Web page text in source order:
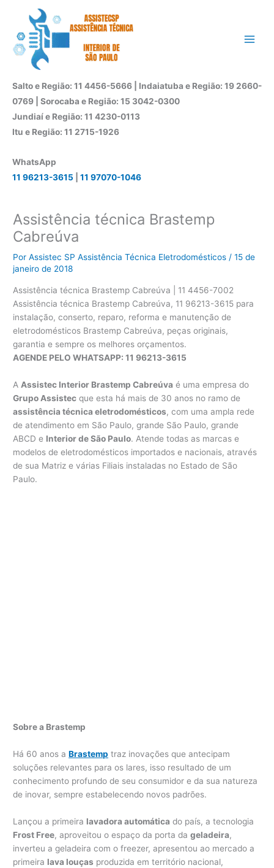
conteúdo
Salto e Região: 11 4456-5666 | Indaiatuba e Região: 19 2660-
0769 | Sorocaba e Região: 15 3042-0300
Jundiaí e Região: 11 4230-0113
Itu e Região: 11 2715-1926
WhatsApp
11 96213-3615
11 97070-1046
Assistência técnica Brastemp
Cabreúva
PorAssistec SP Assistência Técnica Eletrodomésticos/15 de
janeiro de 2018
Assistência técnica Brastemp Cabreúva | 11 4456-7002
Assistência técnica Brastemp Cabreúva, 11 96213-3615 para
instalação, conserto, reparo, reforma e manutenção de
eletrodomésticos Brastemp Cabreúva, peças originais,
garantia e sempre os melhores orçamentos.
AGENDE PELO WHATSAPP: 11 96213-3615
A Assistec Interior Brastemp Cabreúva é uma empresa do
Grupo Assistec que esta há mais de 30 anos no ramo de
assistência técnica eletrodomésticos, com uma ampla rede
de atendimento em São Paulo, grande São Paulo, grande
ABCD e Interior de São Paulo. Atende todas as marcas e
modelos de eletrodomésticos importados e nacionais, através
de sua Matriz e várias Filiais instaladas no Estado de São
Paulo.
Sobre a Brastemp
Há 60 anos aBrastemp traz inovações que antecipam
soluções relevantes para os lares, isso resultado de um
conhecimento profundo de seu consumidor e da sua natureza
de inovar, sempre estabelecendo novos padrões.
Lançou a primeira lavadora automática do país, a tecnologia
Frost Free, aproveitou o espaço da porta dageladeira,
inverteu a geladeira com o freezer, apresentou ao mercado a
primeira lava louças produzida em território nacional,